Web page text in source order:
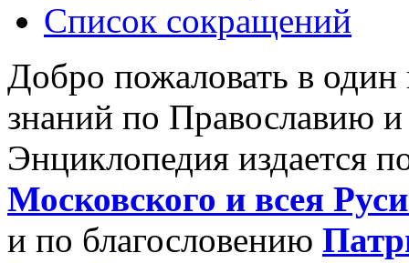
Список сокращений
Добро пожаловать в
знаний по Православию
Энциклопедия издается
Московского и всея
и по благословению